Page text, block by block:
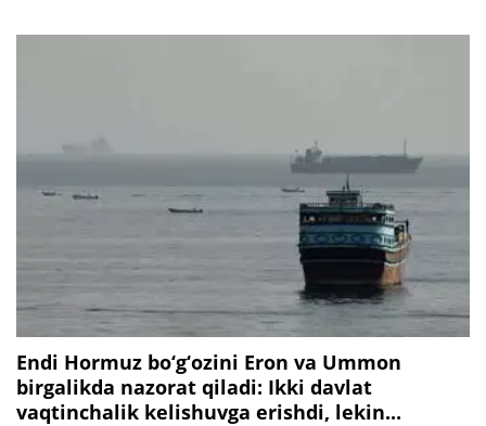
Endi Hormuz bo‘g‘ozini Eron va Ummon
birgalikda nazorat qiladi: Ikki davlat
vaqtinchalik kelishuvga erishdi, lekin...